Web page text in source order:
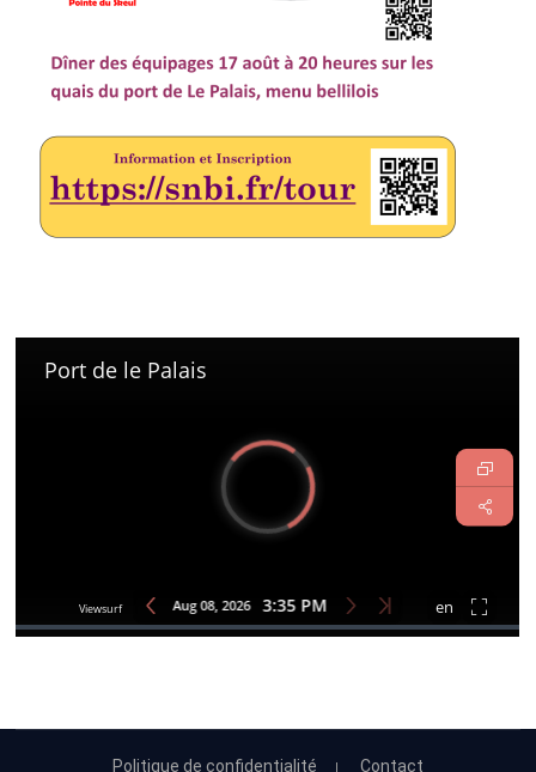
Politique de confidentialité Contact